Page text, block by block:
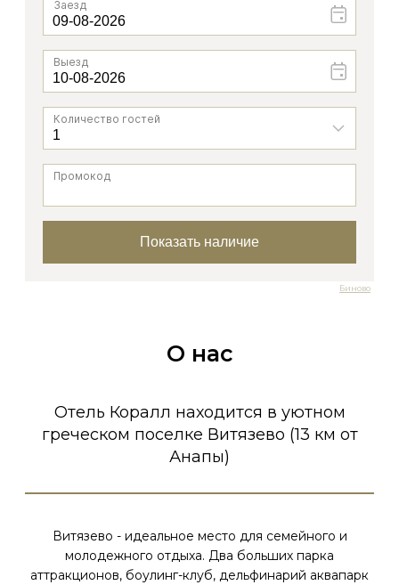
Биново
О нас
Отель Коралл находится в уютном
греческом поселке Витязево (13 км от
Анапы)
Витязево - идеальное место для семейного и
молодежного отдыха. Два больших парка
аттракционов, боулинг-клуб, дельфинарий аквапарк